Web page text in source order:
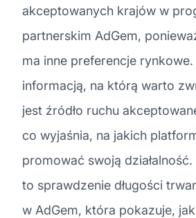
akceptowanych krajów w
partnerskim AdGem,
ma inne preferencje rynkowe.
informacją, na którą warto
jest źródło ruchu
co wyjaśnia, na jakich
promować swoją
to sprawdzenie długości
w AdGem, która pokazuje,